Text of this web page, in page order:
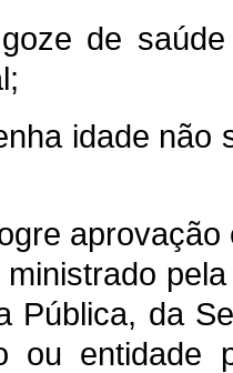
de
idade não
Pública, da
ou entidade